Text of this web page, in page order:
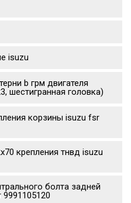
isuzu
b грм двигателя
шестигранная головка)
корзины isuzu fsr
крепления тнвд isuzu
болта задней